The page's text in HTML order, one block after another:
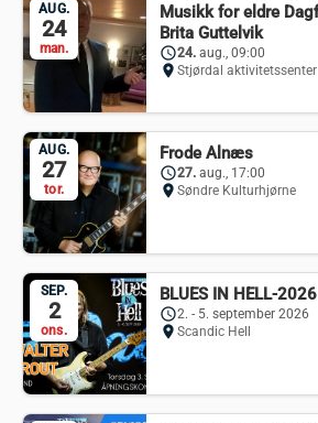
AUG.
24
man.
Musikk for eldre Dagfinn Gården og
Brita Guttelvik
schedule24. aug., 09:00
location_on Stjørdal aktivitetssenter
AUG.
27
tor.
Frode Alnæs
schedule27. aug., 17:00
location_on Søndre Kulturhjørne
SEP.
2
ons.
BLUES IN HELL-2026
schedule2. - 5. september 2026
location_on Scandic Hell